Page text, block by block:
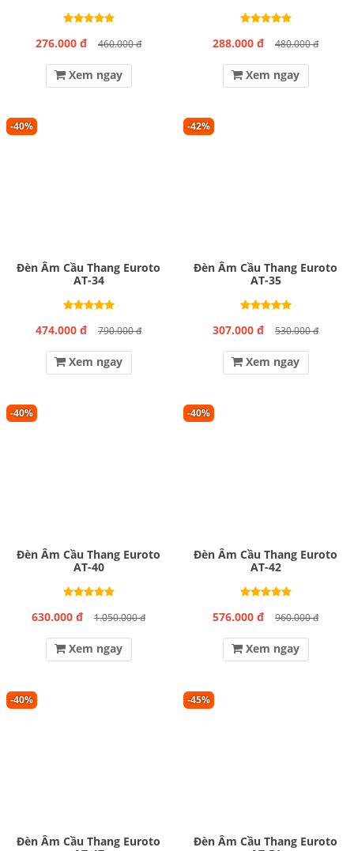
276.000 đ 460.000 đ
Xem ngay
288.000 đ 480.000 đ
Xem ngay
-40%
Đèn Âm Cầu Thang Euroto
AT-34
474.000 đ 790.000 đ
Xem ngay
-42%
Đèn Âm Cầu Thang Euroto
AT-35
307.000 đ 530.000 đ
Xem ngay
-40%
Đèn Âm Cầu Thang Euroto
AT-40
630.000 đ 1.050.000 đ
Xem ngay
-40%
Đèn Âm Cầu Thang Euroto
AT-42
576.000 đ 960.000 đ
Xem ngay
-40%
Đèn Âm Cầu Thang Euroto
-45%
Đèn Âm Cầu Thang Euroto